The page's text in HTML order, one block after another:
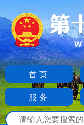
首页
服务